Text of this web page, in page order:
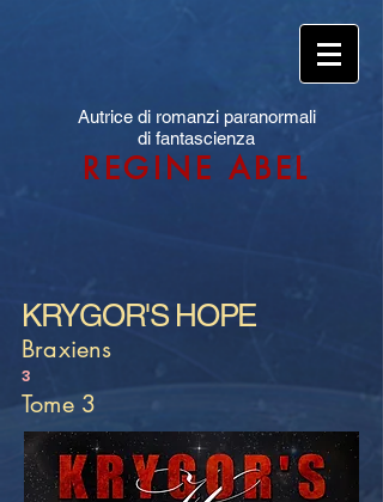
Autrice di romanzi paranormali
di fantascienza
REGINE ABEL
KRYGOR'S HOPE
Braxiens
3
Tome 3